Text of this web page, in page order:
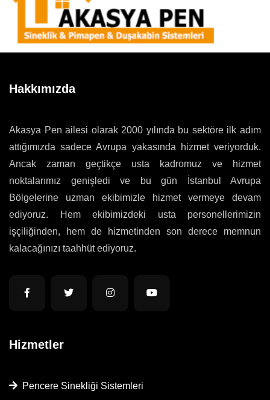
Hakkımızda
Akasya Pen ailesi olarak 2000 yılında bu sektöre ilk adım
attığımızda sadece Avrupa yakasında hizmet veriyorduk.
Ancak zaman geçtikçe usta kadromuz ve hizmet
noktalarımız genişledi ve bu gün İstanbul Avrupa
Bölgelerine uzman ekibimizle hizmet vermeye devam
ediyoruz. Hem ekibimizdeki usta personellerimizin
işçiliğinden, hem de hizmetinden son derece memnun
kalacağınızı taahhüt ediyoruz.
Hizmetler
Pencere Sinekliği Sistemleri